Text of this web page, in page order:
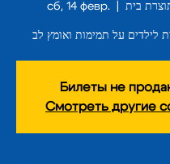
сб, 14 февр.
  |
בית
לילדים על תמימות ואומץ לב
Билеты не
Смотреть другие